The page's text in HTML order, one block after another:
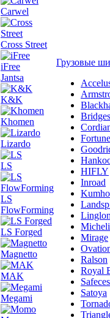
Carwel
Cross Street
iFree
Jantsa
K&K
Khomen
Lizardo
LS
LS
FlowForming
LS Forged
Magnetto
MAK
Megami
Грузовые
Fortune
HIFLY
Inroad
Kumho
Mirage
Ralson
Royal
Satoya